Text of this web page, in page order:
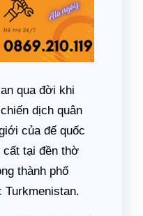
qua đời khi
dịch quân
của đế quốc
tại đền thờ
thành phố
Turkmenistan.